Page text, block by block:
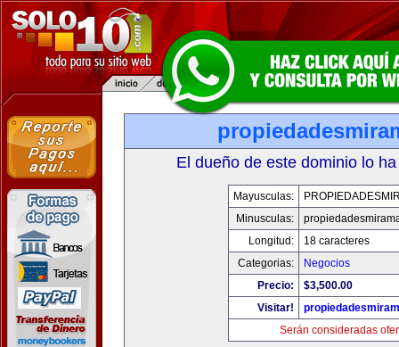
El dueño de este dominio lo
Mayusculas:
Minusculas:
Longitud:
18 caracteres
Categorias:
Negocios
Precio:
$3,500.00
Visitar!
Serán consideradas